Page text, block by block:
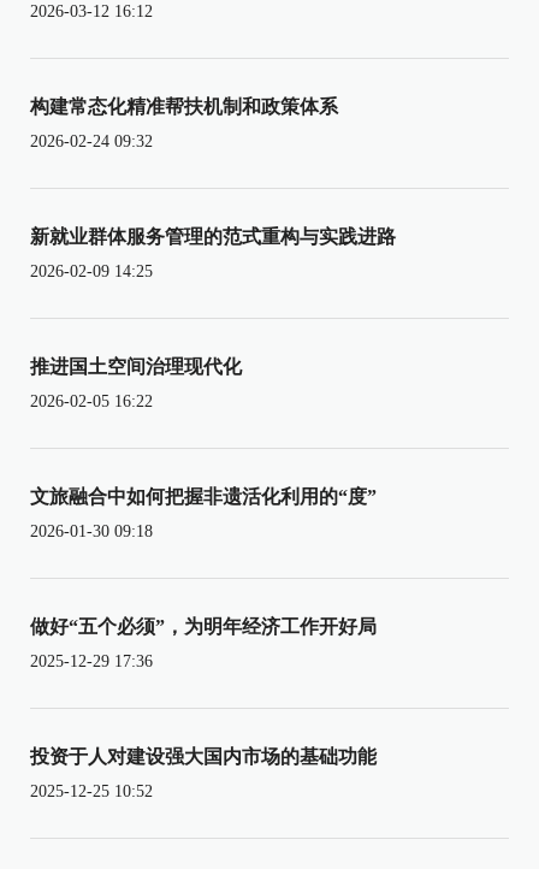
2026-03-12 16:12
构建常态化精准帮扶机制和政策体系
2026-02-24 09:32
新就业群体服务管理的范式重构与实践进路
2026-02-09 14:25
推进国土空间治理现代化
2026-02-05 16:22
文旅融合中如何把握非遗活化利用的“度”
2026-01-30 09:18
做好“五个必须”，为明年经济工作开好局
2025-12-29 17:36
投资于人对建设强大国内市场的基础功能
2025-12-25 10:52